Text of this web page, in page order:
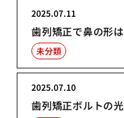
歯列矯正で鼻の形
2025.07.11
未分類
歯列矯正ボルトの
2025.07.10